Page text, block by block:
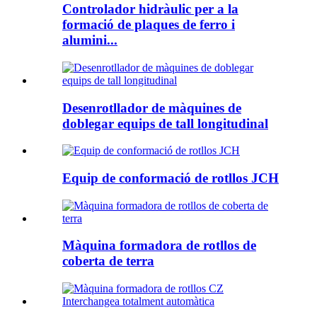
Controlador hidràulic per a la
formació de plaques de ferro i
alumini...
Desenrotllador de màquines de
doblegar equips de tall longitudinal
Equip de conformació de rotllos JCH
Màquina formadora de rotllos de
coberta de terra